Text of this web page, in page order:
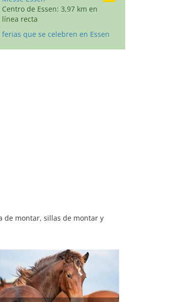
Centro de Essen: 3,97 km en
línea recta
ferias que se celebren en Essen
de montar, sillas de montar y